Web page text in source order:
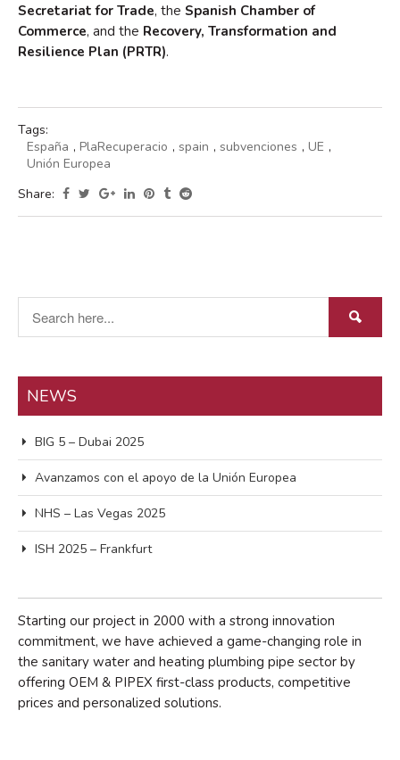
Secretariat for Trade, the Spanish Chamber of
Commerce, and the Recovery, Transformation and
Resilience Plan (PRTR).
Tags:
España , PlaRecuperacio , spain , subvenciones , UE ,
Unión Europea
Share:
NEWS
BIG 5 – Dubai 2025
Avanzamos con el apoyo de la Unión Europea
NHS – Las Vegas 2025
ISH 2025 – Frankfurt
Starting our project in 2000 with a strong innovation
commitment, we have achieved a game-changing role in
the sanitary water and heating plumbing pipe sector by
offering OEM & PIPEX first-class products, competitive
prices and personalized solutions.